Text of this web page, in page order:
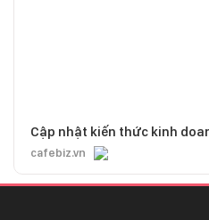
Cập nhật kiến thức kinh
cafebiz.vn